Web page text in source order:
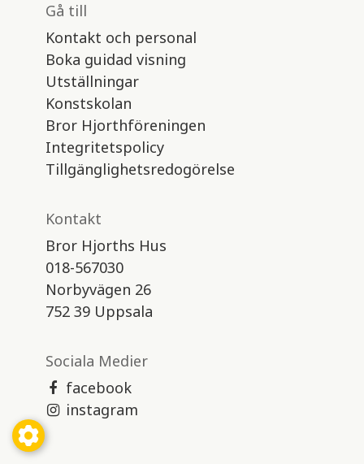
Gå till
Kontakt och personal
Boka guidad visning
Utställningar
Konstskolan
Bror Hjorthföreningen
Integritetspolicy
Tillgänglighetsredogörelse
Kontakt
Bror Hjorths Hus
018-567030
Norbyvägen 26
752 39 Uppsala
Sociala Medier
facebook
instagram